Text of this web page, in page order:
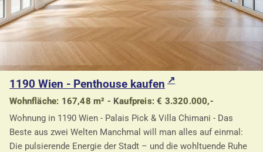
1190 Wien - Penthouse kaufen
Wohnfläche: 167,48 m² - Kaufpreis: € 3.320.000,-
Wohnung in 1190 Wien - Palais Pick & Villa Chimani - Das
Beste aus zwei Welten Manchmal will man alles auf einmal:
Die pulsierende Energie der Stadt – und die wohltuende Ruhe